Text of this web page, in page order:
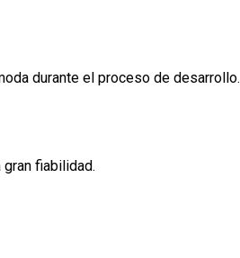
durante el proceso de desarrollo.
fiabilidad.